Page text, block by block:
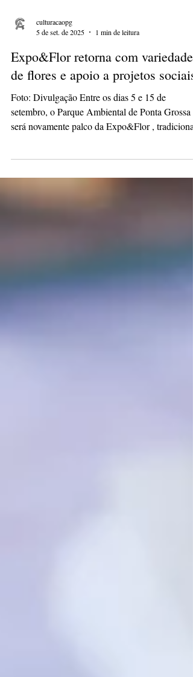
culturacaopg
5 de set. de 2025
1 min de leitura
Expo&Flor retorna com variedade
de flores e apoio a projetos sociais
Foto: Divulgação Entre os dias 5 e 15 de